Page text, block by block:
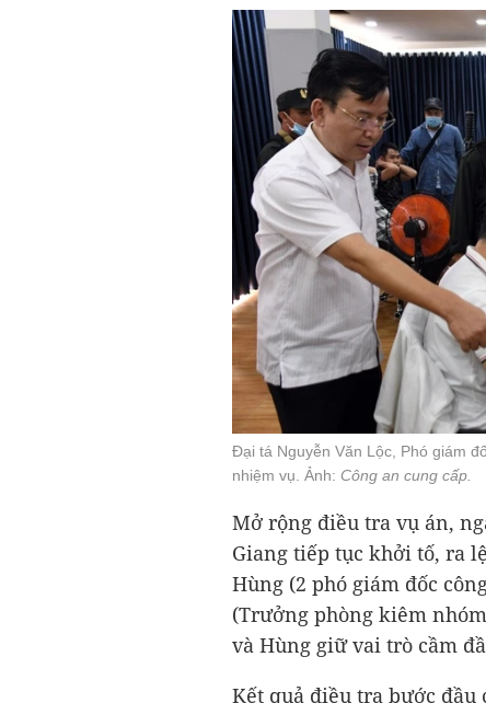
Đại tá Nguyễn Văn Lộc, Phó giám
nhiệm vụ. Ảnh: Công an cung cấp.
Mở rộng điều tra vụ án,
Giang tiếp tục khởi tố, ra
Hùng (2 phó giám đốc
(Trưởng phòng kiêm
và Hùng giữ vai trò cầm
Kết quả điều tra bước